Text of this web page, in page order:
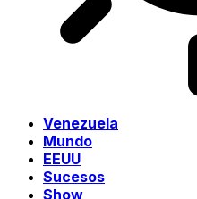
Venezuela
Mundo
EEUU
Sucesos
Show